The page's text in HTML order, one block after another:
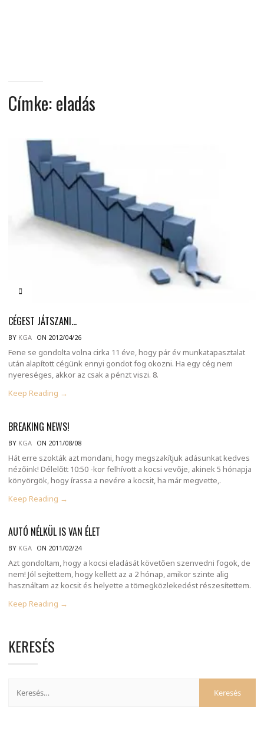
Címke:eladás
CÉGEST JÁTSZANI…
BY KGA ON 2012/04/26
Fene se gondolta volna cirka 11 éve, hogy pár év munkatapasztalat
után alapított cégünk ennyi gondot fog okozni. Ha egy cég nem
nyereséges, akkor az csak a pénzt viszi. 8.
Keep Reading →
BREAKING NEWS!
BY KGA ON 2011/08/08
Hát erre szokták azt mondani, hogy megszakítjuk adásunkat kedves
nézőink! Délelőtt 10:50 -kor felhívott a kocsi vevője, akinek 5 hónapja
könyörgök, hogy írassa a nevére a kocsit, ha már megvette,.
Keep Reading →
AUTÓ NÉLKÜL IS VAN ÉLET
BY KGA ON 2011/02/24
Azt gondoltam, hogy a kocsi eladását követően szenvedni fogok, de
nem! Jól sejtettem, hogy kellett az a 2 hónap, amikor szinte alig
használtam az kocsit és helyette a tömegközlekedést részesítettem.
Keep Reading →
KERESÉS